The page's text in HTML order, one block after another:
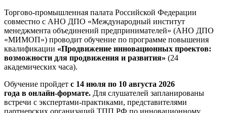
Торгово-промышленная палата Российской Федерации
совместно с АНО ДПО «Международный институт
менеджмента объединений предпринимателей» (АНО ДПО
«МИМОП») проводит обучение по программе повышения
квалификации «Продвижение инновационных проектов:
возможности для продвижения и развития» (24
академических часа).
Обучение пройдет с 14 июля по 10 августа 2026
года в онлайн-формате. Для слушателей запланированы
встречи с экспертами-практиками, представителями
партнерских организаций ТПП РФ по инновационному